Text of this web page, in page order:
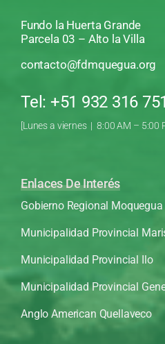
Fundo la Huerta Grande
Parcela 03 – Alto la Villa
contacto@fdmquegua.org
Tel: +51 932 316 751
[Lunes a viernes | 8:00 AM – 5:00
Enlaces De Interés
Gobierno Regional Moquegua
Municipalidad Provincial
Municipalidad Provincial Ilo
Municipalidad Provincial
Anglo American Quellaveco